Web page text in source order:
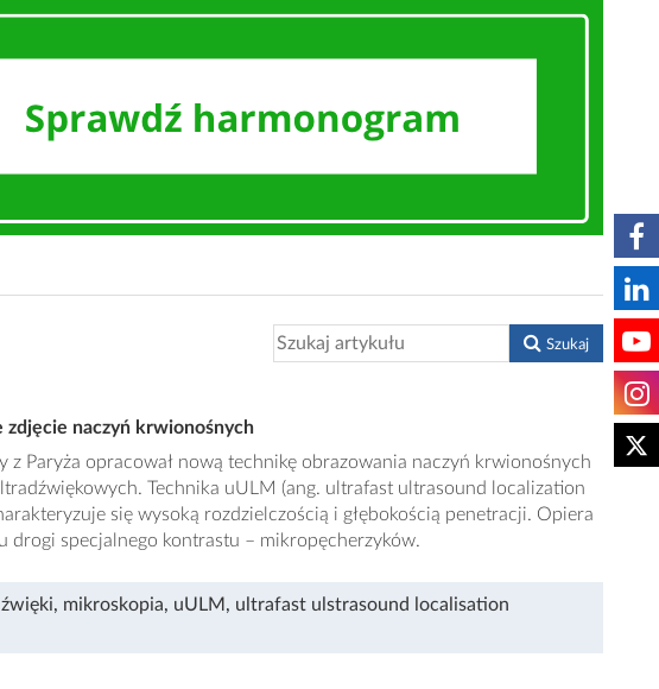
Szukaj
zdjęcie naczyń krwionośnych
z Paryża opracował nową technikę obrazowania naczyń krwionośnych
Technika uULM (ang. ultrafast ultrasound localization
się wysoką rozdzielczością i głębokością penetracji. Opiera
drogi specjalnego kontrastu – mikropęcherzyków.
, mikroskopia, uULM , ultrafast ulstrasound localisation